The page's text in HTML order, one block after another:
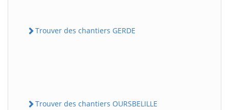
Trouver des chantiers GERDE
Trouver des chantiers OURSBELILLE